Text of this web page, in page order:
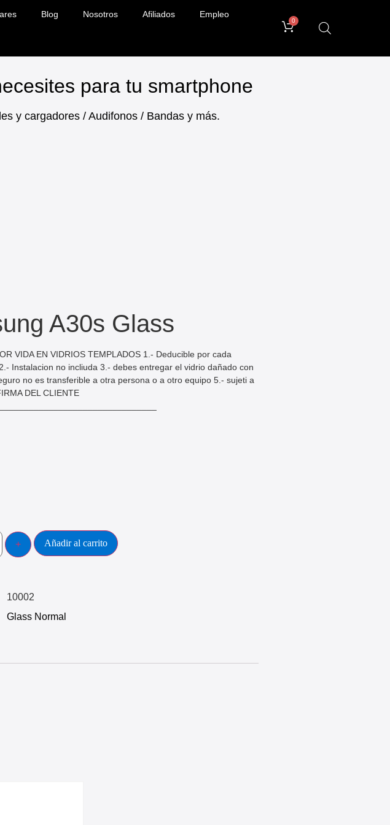
Blog Nosotros Afiliados Empleo
0
para tu smartphone
y cargadores / Audifonos / Bandas y más.
A30s Glass
VIDA EN VIDRIOS TEMPLADOS 1.- Deducible por cada
Instalacion no incliuda 3.- debes entregar el vidrio dañado con
no es transferible a otra persona o a otro equipo 5.- sujeti a
DEL CLIENTE
Añadir al carrito
10002
Glass Normal